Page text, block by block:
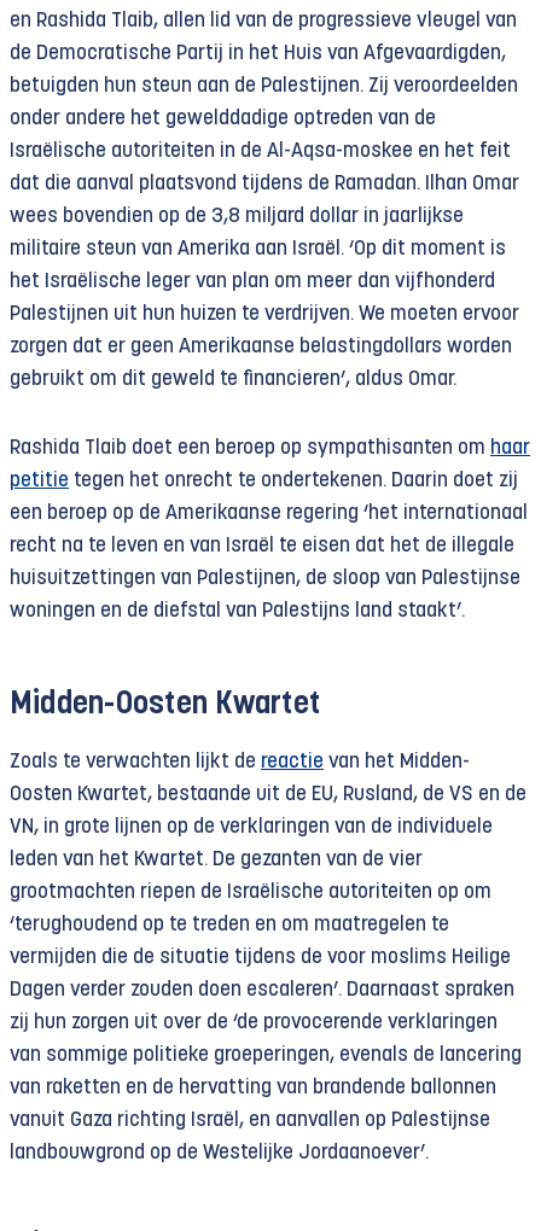
en Rashida Tlaib, allen lid van de progressieve vleugel van
de Democratische Partij in het Huis van Afgevaardigden,
betuigden hun steun aan de Palestijnen. Zij veroordeelden
onder andere het gewelddadige optreden van de
Israëlische autoriteiten in de Al-Aqsa-moskee en het feit
dat die aanval plaatsvond tijdens de Ramadan. Ilhan Omar
wees bovendien op de 3,8 miljard dollar in jaarlijkse
militaire steun van Amerika aan Israël. ‘Op dit moment is
het Israëlische leger van plan om meer dan vijfhonderd
Palestijnen uit hun huizen te verdrijven. We moeten ervoor
zorgen dat er geen Amerikaanse belastingdollars worden
gebruikt om dit geweld te financieren’, aldus Omar.
Rashida Tlaib doet een beroep op sympathisanten om haar
petitie tegen het onrecht te ondertekenen. Daarin doet zij
een beroep op de Amerikaanse regering ‘het internationaal
recht na te leven en van Israël te eisen dat het de illegale
huisuitzettingen van Palestijnen, de sloop van Palestijnse
woningen en de diefstal van Palestijns land staakt’.
Midden-Oosten Kwartet
Zoals te verwachten lijkt de reactie van het Midden-
Oosten Kwartet, bestaande uit de EU, Rusland, de VS en de
VN, in grote lijnen op de verklaringen van de individuele
leden van het Kwartet. De gezanten van de vier
grootmachten riepen de Israëlische autoriteiten op om
‘terughoudend op te treden en om maatregelen te
vermijden die de situatie tijdens de voor moslims Heilige
Dagen verder zouden doen escaleren’. Daarnaast spraken
zij hun zorgen uit over de ‘de provocerende verklaringen
van sommige politieke groeperingen, evenals de lancering
van raketten en de hervatting van brandende ballonnen
vanuit Gaza richting Israël, en aanvallen op Palestijnse
landbouwgrond op de Westelijke Jordaanoever’.